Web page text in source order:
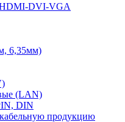
HDMI-DVI-VGA
6,35мм)
(LAN)
DIN
продукцию